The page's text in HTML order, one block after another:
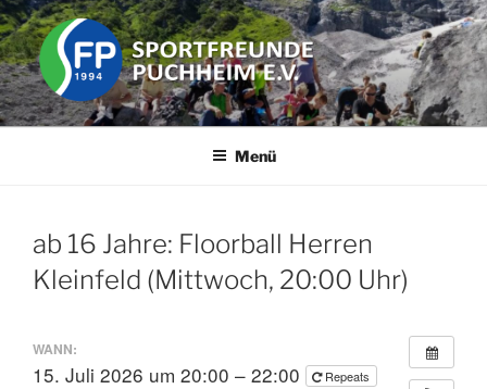
Zum
Inhalt
springen
SPORTFREUNDE PUCHHEIM
Der Freizeit Sportverein in der Stadt Puchheim im Landkreis
Menü
ab 16 Jahre: Floorball Herren
Kleinfeld (Mittwoch, 20:00 Uhr)
WANN:
15. Juli 2026 um 20:00 – 22:00 Repeats